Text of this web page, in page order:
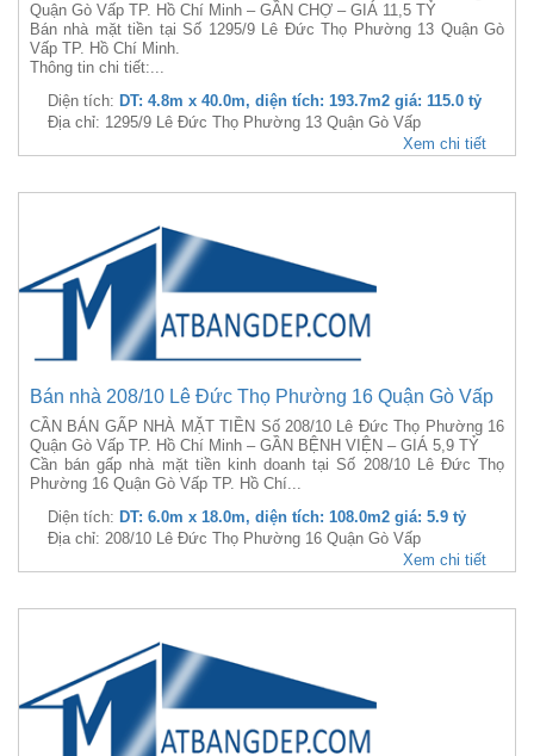
Quận Gò Vấp TP. Hồ Chí Minh – GẦN CHỢ – GIÁ 11,5 TỶ
Bán nhà mặt tiền tại Số 1295/9 Lê Đức Thọ Phường 13 Quận Gò
Vấp TP. Hồ Chí Minh.
Thông tin chi tiết:...
Diện tích: DT: 4.8m x 40.0m, diện tích: 193.7m2 giá: 115.0 tỷ
Địa chỉ: 1295/9 Lê Đức Thọ Phường 13 Quận Gò Vấp
Xem chi tiết
Bán nhà 208/10 Lê Đức Thọ Phường 16 Quận Gò Vấp
CẦN BÁN GẤP NHÀ MẶT TIỀN Số 208/10 Lê Đức Thọ Phường 16
Quận Gò Vấp TP. Hồ Chí Minh – GẦN BỆNH VIỆN – GIÁ 5,9 TỶ
Cần bán gấp nhà mặt tiền kinh doanh tại Số 208/10 Lê Đức Thọ
Phường 16 Quận Gò Vấp TP. Hồ Chí...
Diện tích: DT: 6.0m x 18.0m, diện tích: 108.0m2 giá: 5.9 tỷ
Địa chỉ: 208/10 Lê Đức Thọ Phường 16 Quận Gò Vấp
Xem chi tiết